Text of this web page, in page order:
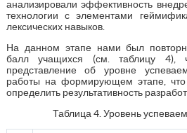
анализировали эффективность
технологии с элементами
лексических навыков.
На данном этапе нами был
балл учащихся (см. таблицу 4),
представление об уровне
работы на формирующем этапе, что
определить результативность
Таблица 4. Уровень